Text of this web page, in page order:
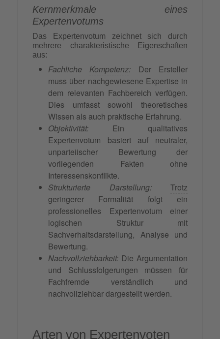
Kernmerkmale eines
Expertenvotums
Das Expertenvotum zeichnet sich durch
mehrere charakteristische Eigenschaften
aus:
FachlicheKompetenz: Der Ersteller
muss über nachgewiesene Expertise in
dem relevanten Fachbereich verfügen.
Dies umfasst sowohl theoretisches
Wissen als auch praktische Erfahrung.
Objektivität: Ein qualitatives
Expertenvotum basiert auf neutraler,
unparteiischer Bewertung der
vorliegenden Fakten ohne
Interessenskonflikte.
Strukturierte Darstellung:
Trotz
geringerer Formalität folgt ein
professionelles Expertenvotum einer
logischen Struktur mit
Sachverhaltsdarstellung, Analyse und
Bewertung.
Nachvollziehbarkeit: Die Argumentation
und Schlussfolgerungen müssen für
Fachfremde verständlich und
nachvollziehbar dargestellt werden.
Arten von Expertenvoten